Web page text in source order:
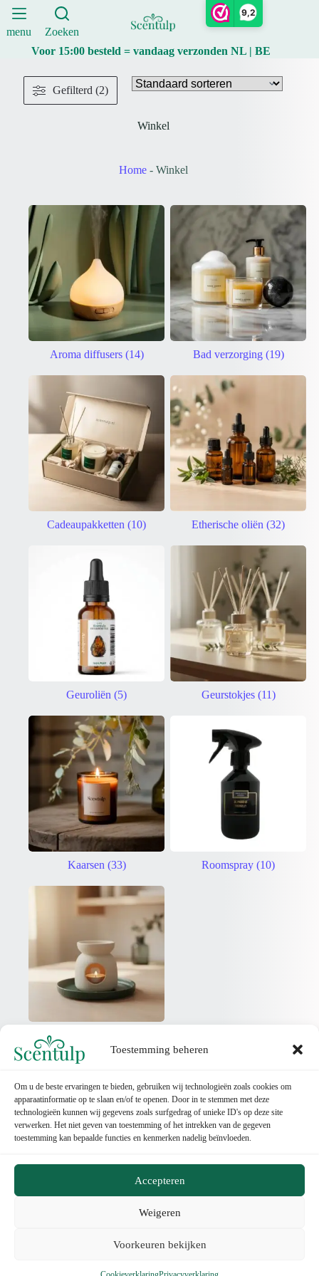
9,2
Toestemming beheren
Om u de beste ervaringen te bieden, gebruiken wij technologieën zoals cookies om
apparaatinformatie op te slaan en/of te openen. Door in te stemmen met deze
technologieën kunnen wij gegevens zoals surfgedrag of unieke ID's op deze site
verwerken. Het niet geven van toestemming of het intrekken van de gegeven
toestemming kan bepaalde functies en kenmerken nadelig beïnvloeden.
Accepteren
Weigeren
Voorkeuren bekijken
Ga
naar
demenu
Zoeken
Voor 15:00 besteld = vandaag verzonden NL | BE
Winkel
Home- Winkel
Aroma diffusers (14) Bad verzorging (19)
Cadeaupakketten(10) Etherische oliën(32)
Geuroliën(5) Geurstokjes (11)
Kaarsen (33) Roomspray(10)
Waxmelts & Geurbranders
Gefilterd (2)
Contact
Categorieën